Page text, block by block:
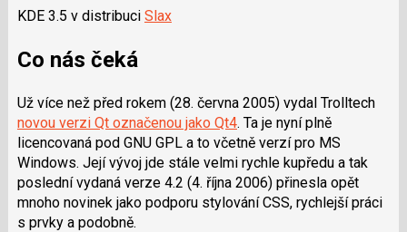
KDE 3.5 v distribuci Slax
Co nás čeká
Už více než před rokem (28. června 2005) vydal Trolltech
novou verzi Qt označenou jako Qt4. Ta je nyní plně
licencovaná pod GNU GPL a to včetně verzí pro MS
Windows. Její vývoj jde stále velmi rychle kupředu a tak
poslední vydaná verze 4.2 (4. října 2006) přinesla opět
mnoho novinek jako podporu stylování CSS, rychlejší práci
s prvky a podobně.